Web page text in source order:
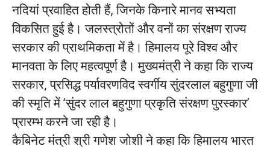
नदियां प्रवाहित होती हैं, जिनके किनारे मानव सभ्यता
विकसित हुई है। जलस्त्रोतों और वनों का संरक्षण राज्य
सरकार की प्राथमिकता में है। हिमालय पूरे विश्व और
मानवता के लिए महत्वपूर्ण है। मुख्यमंत्री ने कहा कि राज्य
सरकार, प्रसिद्ध पर्यावरणविद स्वर्गीय सुंदरलाल बहुगुणा जी
की स्मृति में ‘सुंदर लाल बहुगुणा प्रकृति संरक्षण पुरस्कार’
प्रारम्भ करने जा रही है।
कैबिनेट मंत्री श्री गणेश जोशी ने कहा कि हिमालय भारत